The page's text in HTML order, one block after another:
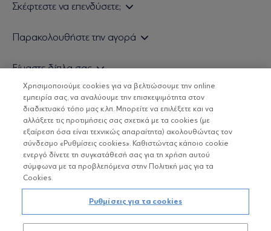
Σκέφτεστε να επενδύσετε;
Τιμολογιακή Πολιτική
Δείτε τις πολιτικές μας
Βασικές Γνώσεις
Παρακολουθήστε την αγορά
Τα νέα μας
Χρήσιμοι σύνδεσμοι
Είμαστε δίπλα σας
H Eurobank Asset Management ΑΕΔΑΚ
Επενδυτική φιλοσοφία ESG
Πιστοποιημένα στελέχη και συνεργάτες
Αποστολή Βιογραφικών
ΟΙ ΟΣΕΚΑ ΔΕΝ ΕΧΟΥΝ ΕΓΓΥΗΜΕΝΗ ΑΠΟΔΟΣΗ ΚΑΙ ΟΙ
ΠΡΟΗΓΟΥΜΕΝΕΣ ΑΠΟΔΟΣΕΙΣ ΔΕΝ ΔΙΑΣΦΑΛΙΖΟΥΝ ΤΙΣ
ΜΕΛΛΟΝΤΙΚΕΣ
Copyright © Eurobank ΑΕΔΑΚ
Προστασία Προσωπικών Δεδομένων
Χρησιμοποιούμε cookies για να βελτιώσουμε την online
εμπειρία σας, να αναλύουμε την επισκεψιμότητα στον
διαδικτυακό τόπο μας κ.λπ. Μπορείτε να επιλέξετε και να
αλλάξετε τις προτιμήσεις σας σχετικά με τα cookies (με
εξαίρεση όσα είναι τεχνικώς απαραίτητα) ακολουθώντας τον
σύνδεσμο «Ρυθμίσεις cookies». Καθιστώντας κάποιο cookie
ενεργό δίνετε τη συγκατάθεσή σας για τη χρήση αυτού
σύμφωνα με τα προβλεπόμενα στην Πολιτική μας για τα
Cookies.
Ρυθμίσεις για τα cookies